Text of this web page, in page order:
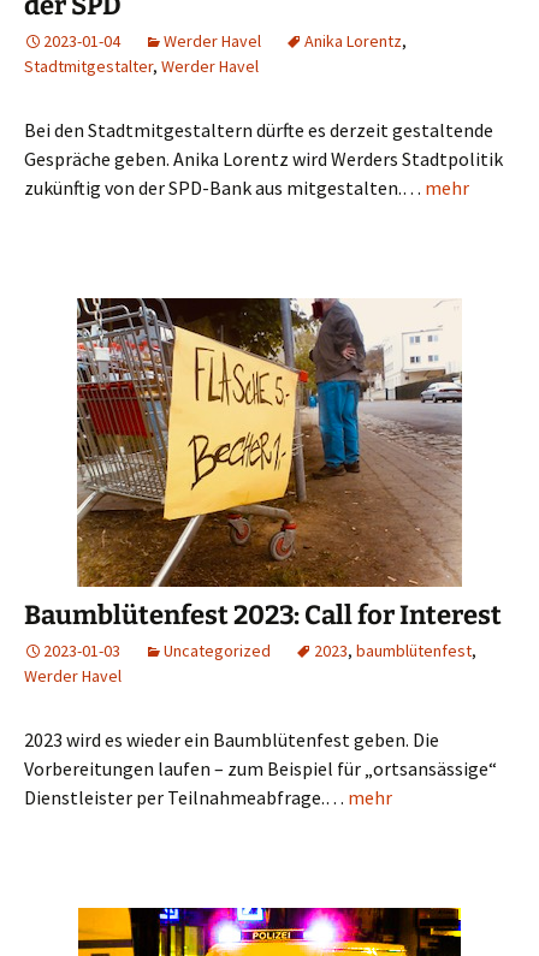
2023-01-04 Werder Havel Anika Lorentz,
Stadtmitgestalter, Werder Havel
Bei den Stadtmitgestaltern dürfte es derzeit gestaltende
Gespräche geben. Anika Lorentz wird Werders Stadtpolitik
zukünftig von der SPD-Bank aus mitgestalten.… mehr
Baumblütenfest 2023: Call for Interest
2023-01-03 Uncategorized 2023, baumblütenfest,
Werder Havel
2023 wird es wieder ein Baumblütenfest geben. Die
Vorbereitungen laufen – zum Beispiel für „ortsansässige“
Dienstleister per Teilnahmeabfrage.… mehr